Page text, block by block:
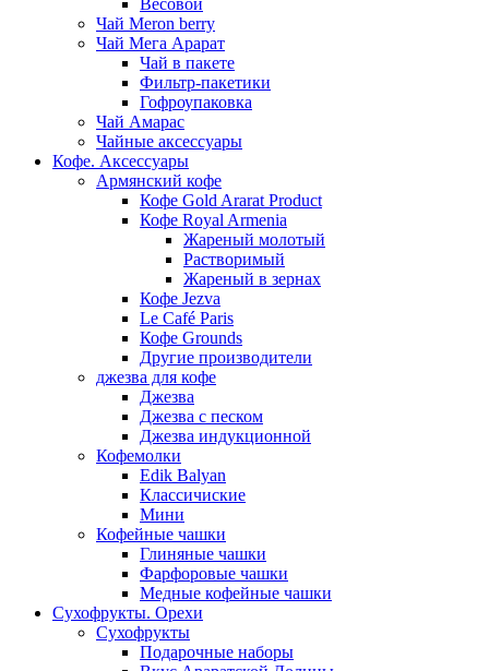
Весовой
Чай Meron berry
Чай Мега Арарат
Чай в пакете
Фильтр-пакетики
Гофроупаковка
Чай Амарас
Чайные аксессуары
Кофе. Аксессуары
Армянский кофе
Кофе Gold Ararat Product
Кофе Royal Armenia
Жареный молотый
Растворимый
Жареный в зернах
Кофе Jezva
Le Café Paris
Кофе Grounds
Другие производители
джезва для кофе
Джезва
Джезва с песком
Джезва индукционной
Кофемолки
Edik Balyan
Классичиские
Мини
Кофейные чашки
Глиняные чашки
Фарфоровые чашки
Медные кофейные чашки
Сухофрукты. Орехи
Сухофрукты
Подарочные наборы